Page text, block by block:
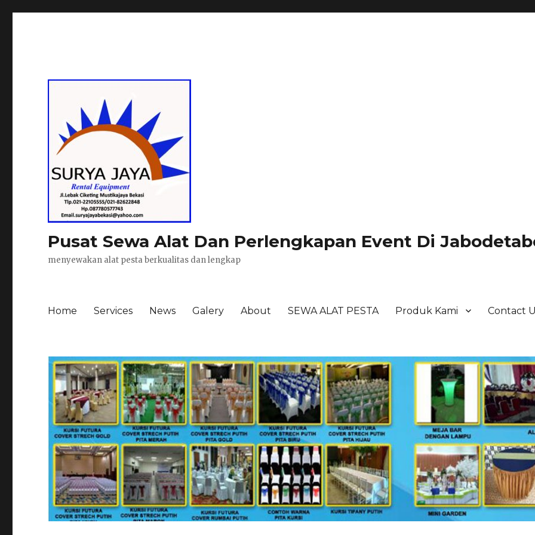
Pusat Sewa Alat Dan Perlengkapan Event Di
menyewakan alat pesta berkualitas dan lengkap
Home Services News Galery About SEWA ALAT PESTA Produk Kami Contact